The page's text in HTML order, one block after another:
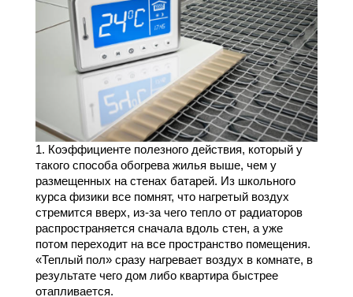
1. Коэффициенте полезного действия, который у
такого способа обогрева жилья выше, чем у
размещенных на стенах батарей. Из школьного
курса физики все помнят, что нагретый воздух
стремится вверх, из-за чего тепло от радиаторов
распространяется сначала вдоль стен, а уже
потом переходит на все пространство помещения.
«Теплый пол» сразу нагревает воздух в комнате, в
результате чего дом либо квартира быстрее
отапливается.